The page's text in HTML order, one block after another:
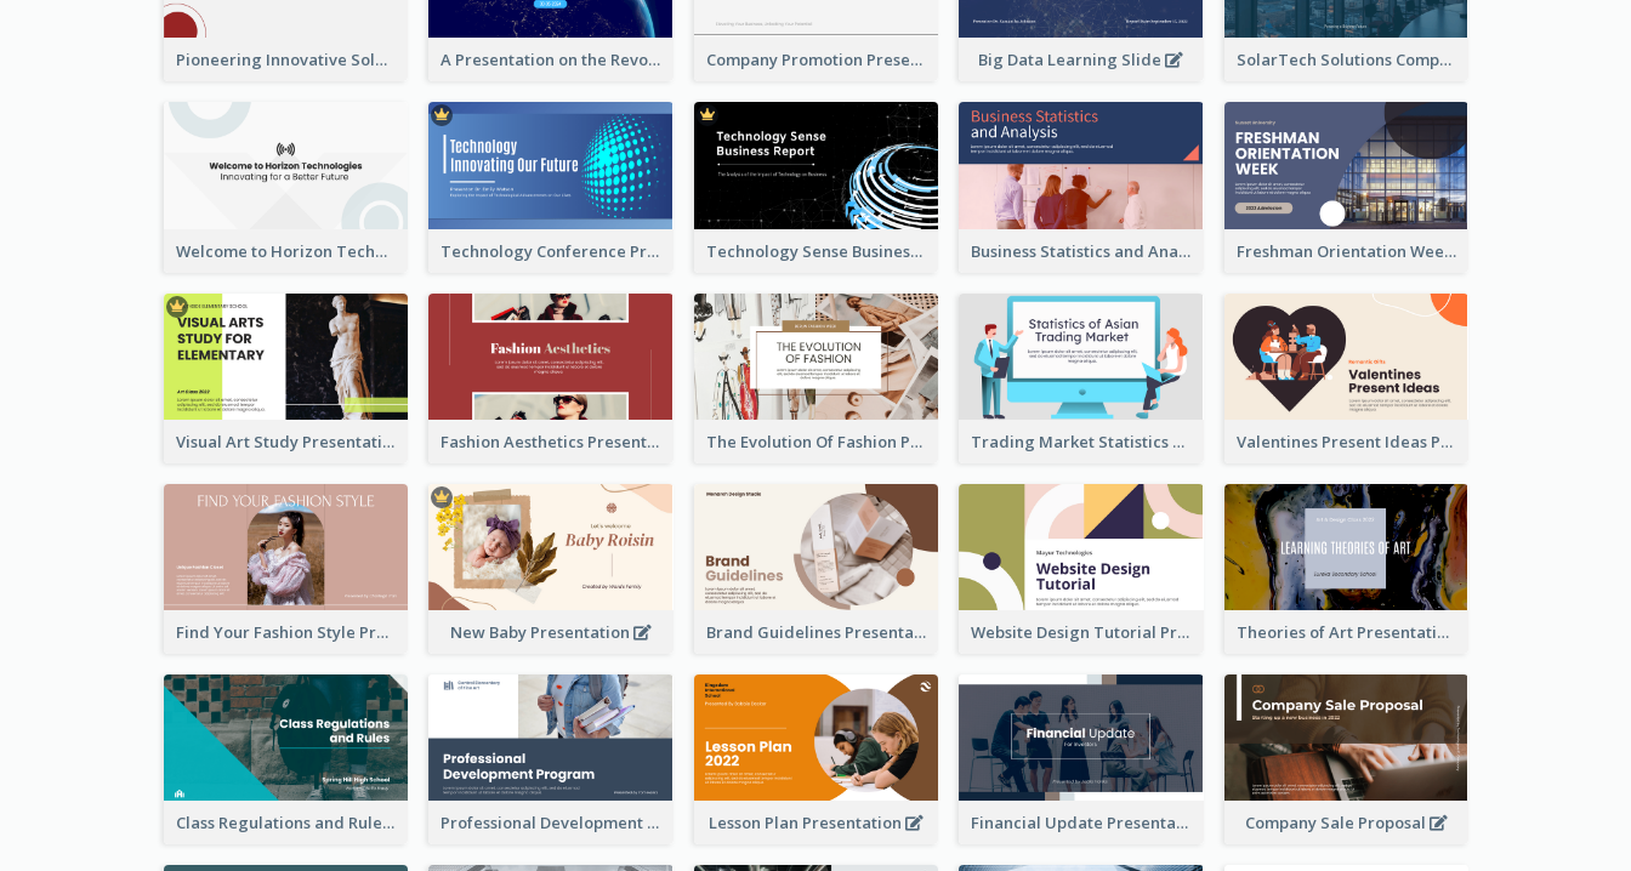
Pioneering Innovative Solutions Company Overview A Presentation on the Revolutionary Development of AI Chips Company Promotion Presentation Big Data Learning Slide SolarTech Solutions Company Overview
Welcome to Horizon Technologies- Innovating for a Better Future Technology Conference Presentation Technology Sense Business Report Business Statistics and Analysis Presentation Freshman Orientation Week Presentation
Visual Art Study Presentation Fashion Aesthetics Presentation The Evolution Of Fashion Presentation Trading Market Statistics Presentation Valentines Present Ideas Presentation
Find Your Fashion Style Presentation New Baby Presentation Brand Guidelines Presentation Website Design Tutorial Presentation Theories of Art Presentation
Class Regulations and Rules Presentation Professional Development Program Presentation Lesson Plan Presentation Financial Update Presentation Company Sale Proposal